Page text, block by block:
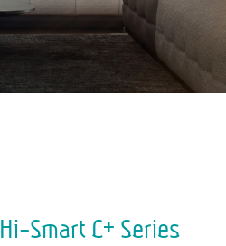
Hi-Smart C+ Series